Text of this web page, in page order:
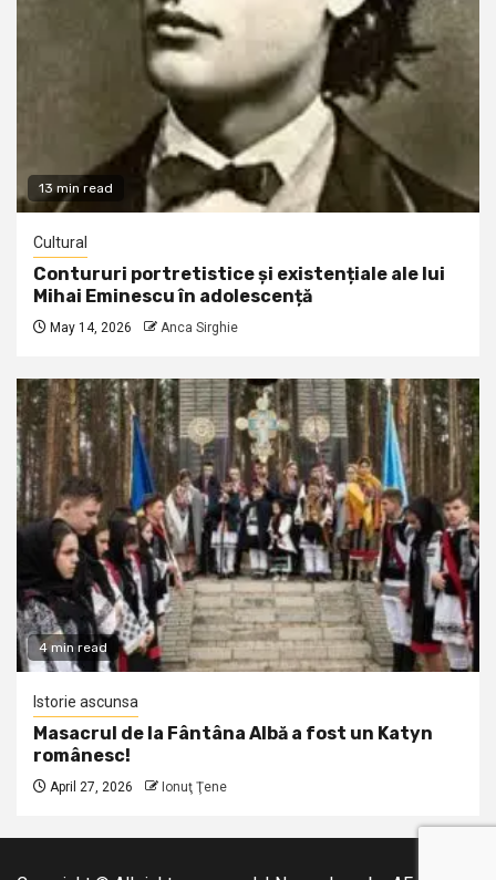
13 min read
Cultural
Contururi portretistice și existențiale ale lui
Mihai Eminescu în adolescență
May 14, 2026 Anca Sirghie
4 min read
Istorie ascunsa
Masacrul de la Fântâna Albă a fost un Katyn
românesc!
April 27, 2026 Ionuţ Ţene